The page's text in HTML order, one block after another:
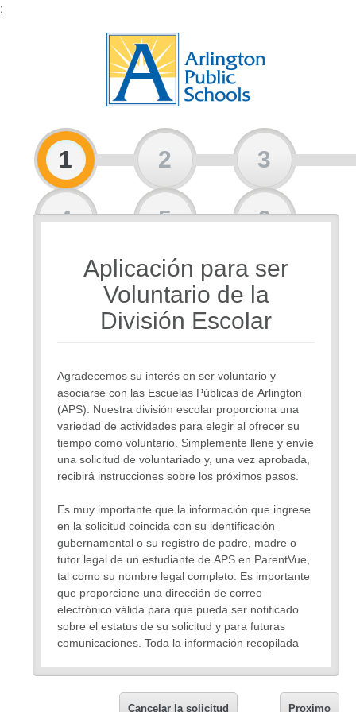
;
1 2 3
4 5 6
Aplicación para ser
Voluntario de la
División Escolar
Agradecemos su interés en ser voluntario y
asociarse con las Escuelas Públicas de Arlington
(APS). Nuestra división escolar proporciona una
variedad de actividades para elegir al ofrecer su
tiempo como voluntario. Simplemente llene y envíe
una solicitud de voluntariado y, una vez aprobada,
recibirá instrucciones sobre los próximos pasos.
Es muy importante que la información que ingrese
en la solicitud coincida con su identificación
gubernamental o su registro de padre, madre o
tutor legal de un estudiante de APS en ParentVue,
tal como su nombre legal completo. Es importante
que proporcione una dirección de correo
electrónico válida para que pueda ser notificado
sobre el estatus de su solicitud y para futuras
comunicaciones. Toda la información recopilada
compartirá fuera de las Escuelas Públicas de
Arlington (Arlington Public Schools), excepto según
Proximo
Cancelar la solicitud